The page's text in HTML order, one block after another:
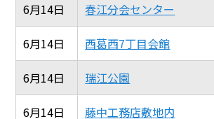
6月14日 春江分会センター
6月14日 西葛西7丁目会館
6月14日 瑞江公園
6月14日 藤中工務店敷地内